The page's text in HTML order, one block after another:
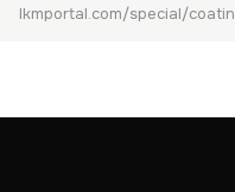
lkmportal.com/special/